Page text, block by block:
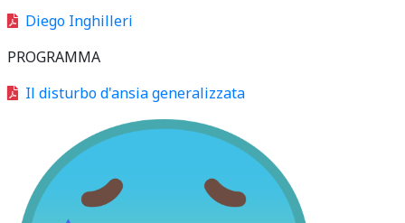
Diego Inghilleri
PROGRAMMA
Il disturbo d'ansia generalizzata